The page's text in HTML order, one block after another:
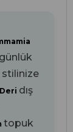
stilinize
dış
topuk